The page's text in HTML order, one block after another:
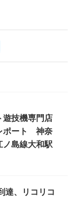
遊技機専門店
ポート 神奈
島線大和駅
達、リコリコ